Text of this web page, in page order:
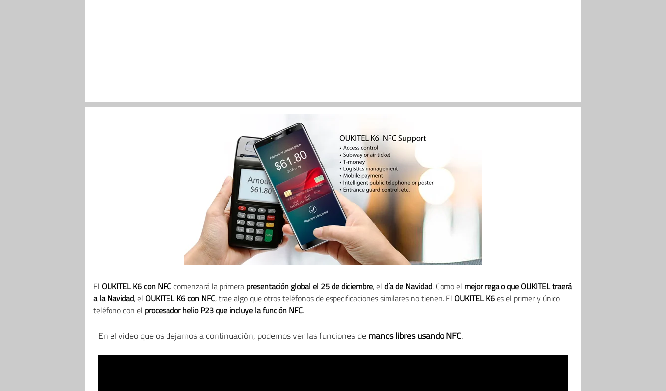
El OUKITEL K6 con NFCcomenzará la primera presentación global el 25 de diciembre, el día de Navidad. Como el mejor regalo que OUKITEL traerá
a la Navidad, el OUKITEL K6 con NFC, trae algo que otros teléfonos de especificaciones similares no tienen. El OUKITEL K6es el primer y único
teléfono con el procesador helio P23 que incluye la función NFC.
En el video que os dejamos a continuación, podemos ver las funciones demanos libres usando NFC.